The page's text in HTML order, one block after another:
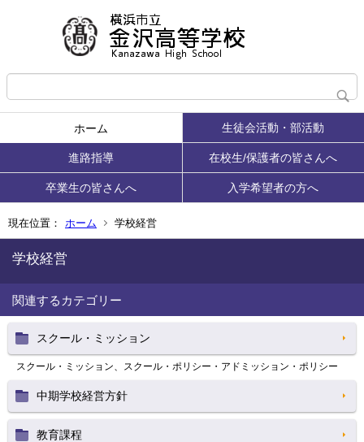
ホーム 生徒会活動・部活動
進路指導 在校生/保護者の皆さんへ
卒業生の皆さんへ 入学希望者の方へ
現在位置： ホーム 学校経営
学校経営
関連するカテゴリー
スクール・ミッション
スクール・ミッション、スクール・ポリシー・アドミッション・ポリシー
中期学校経営方針
教育課程